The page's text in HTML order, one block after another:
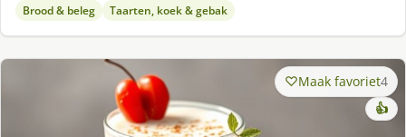
Brood & beleg Taarten, koek & gebak
Maak favoriet4
👍